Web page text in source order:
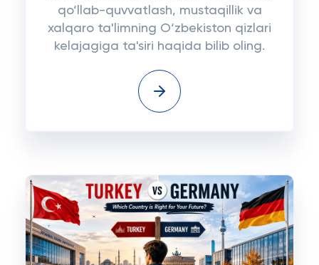
qo‘llab-quvvatlash, mustaqillik va
xalqaro ta'limning O‘zbekiston qizlari
kelajagiga ta'siri haqida bilib oling.